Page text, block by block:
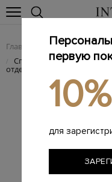
Главная Мужчинам /
/ Спортивные джоггеры
отделкой
первую
10%
для